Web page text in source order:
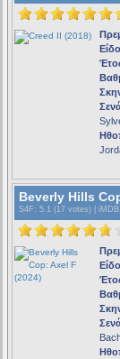
Beverly Hills
S4F : 5.1 (17 votes) | iMDB